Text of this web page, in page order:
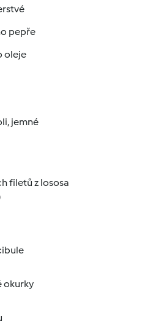
pepře
oleje
jemné
filetů z lososa
okurky